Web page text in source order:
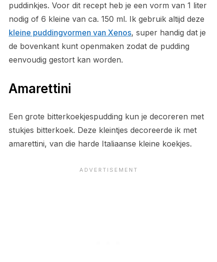
puddinkjes. Voor dit recept heb je een vorm van 1 liter
nodig of 6 kleine van ca. 150 ml. Ik gebruik altijd deze
kleine puddingvormen van Xenos, super handig dat je
de bovenkant kunt openmaken zodat de pudding
eenvoudig gestort kan worden.
Amarettini
Een grote bitterkoekjespudding kun je decoreren met
stukjes bitterkoek. Deze kleintjes decoreerde ik met
amarettini, van die harde Italiaanse kleine koekjes.